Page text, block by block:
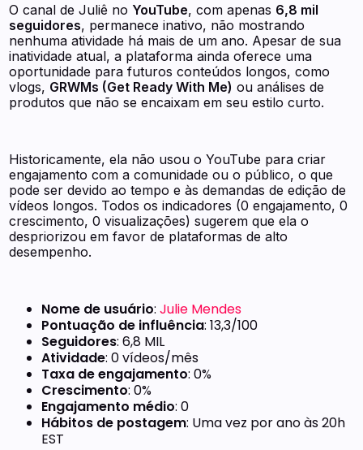
O canal de Juliê no YouTube, com apenas 6,8 mil
seguidores, permanece inativo, não mostrando
nenhuma atividade há mais de um ano. Apesar de sua
inatividade atual, a plataforma ainda oferece uma
oportunidade para futuros conteúdos longos, como
vlogs, GRWMs (Get Ready With Me) ou análises de
produtos que não se encaixam em seu estilo curto.
Historicamente, ela não usou o YouTube para criar
engajamento com a comunidade ou o público, o que
pode ser devido ao tempo e às demandas de edição de
vídeos longos. Todos os indicadores (0 engajamento, 0
crescimento, 0 visualizações) sugerem que ela o
despriorizou em favor de plataformas de alto
desempenho.
Nome de usuário:Julie Mendes
Pontuação de influência: 13,3/100
Seguidores: 6,8 MIL
Atividade: 0 vídeos/mês
Taxa de engajamento: 0%
Crescimento: 0%
Engajamento médio: 0
Hábitos de postagem: Uma vez por ano às 20h
EST